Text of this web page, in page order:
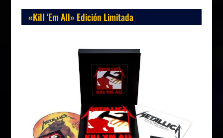
«Kill ‘Em All» Edición Limitada